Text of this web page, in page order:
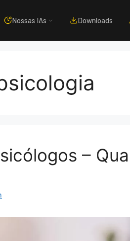
Nossas IAs Downloads
–